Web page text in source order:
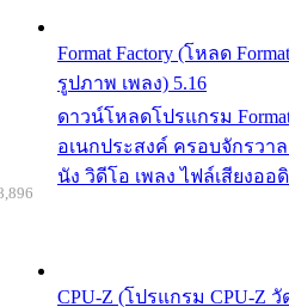
Format Factory (โหลด
รูปภาพ เพลง) 5.16
ดาวน์โหลดโปรแกรม
อเนกประสงค์ ครอบจักรวา
นัง วิดีโอ เพลง ไฟล์เสียงออ
CPU-Z (โปรแกรม CPU-Z